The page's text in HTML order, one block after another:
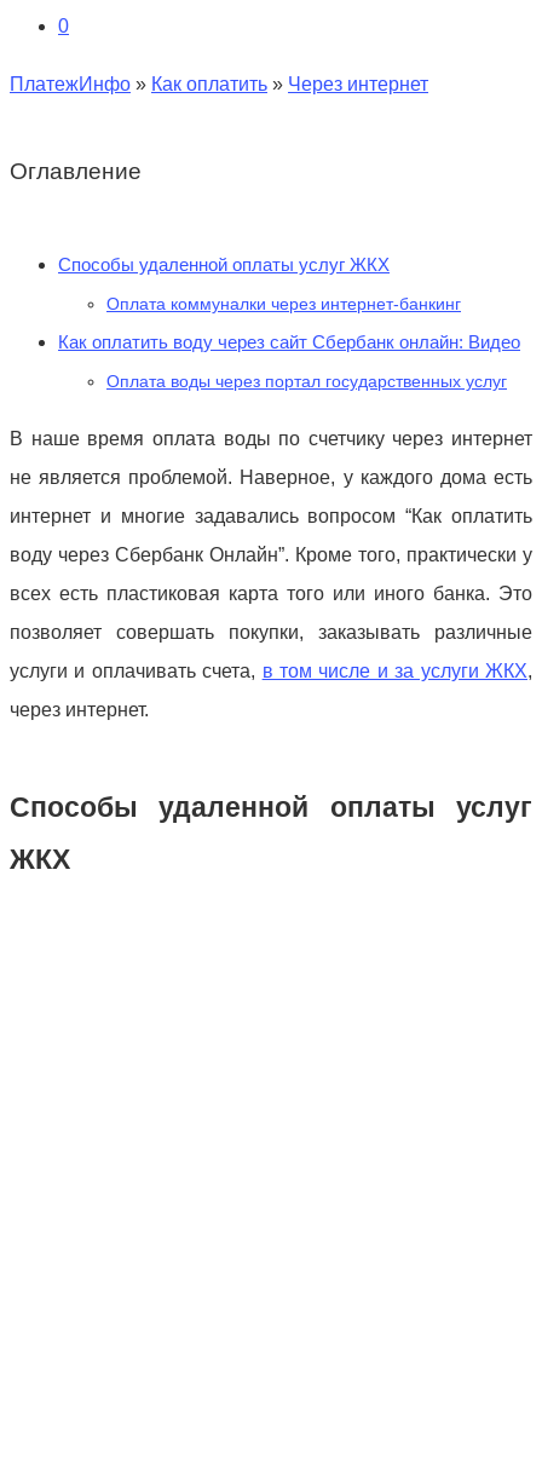
0
ПлатежИнфо » Как оплатить » Через интернет
Оглавление
Способы удаленной оплаты услуг ЖКХ
Оплата коммуналки через интернет-банкинг
Как оплатить воду через сайт Сбербанк онлайн: Видео
Оплата воды через портал государственных услуг
В наше время оплата воды по счетчику через интернет
не является проблемой. Наверное, у каждого дома есть
интернет и многие задавались вопросом “Как оплатить
воду через Сбербанк Онлайн”. Кроме того, практически у
всех есть пластиковая карта того или иного банка. Это
позволяет совершать покупки, заказывать различные
услуги и оплачивать счета, в том числе и за услуги ЖКХ,
через интернет.
Способы удаленной оплаты услуг
ЖКХ